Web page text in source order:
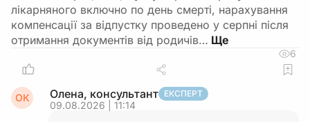
лікарняного включно по день смерті, нарахування
компенсації за відпустку проведено у серпні після
отримання документів від родичів…
6
ОК Олена, консультант ЕКСПЕРТ
09.08.2026 | 11:14